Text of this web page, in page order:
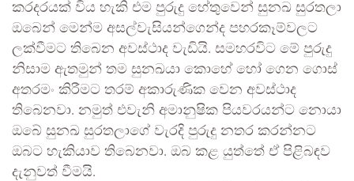
කරදරයක් විය හැකි එම පුරුදු හේතුවෙන් සුනඛ සුරතලා
ඔබෙන් මෙන්ම අසල්වැසියන්ගෙන්ද පහරකෑම්වලට
ලක්වීමට තිබෙන අවස්ථාද වැඩියි. සමහරවිට මේ පුරුදු
නිසාම ඇතමුන් තම සුනඛයා කොහේ හෝ ගෙන ගොස්
අතරමං කිරීමට තරම් අකාරුණික වෙන අවස්ථාද
තිබෙනවා. නමුත් එවැනි අමානුෂික පියවරයන්ට නොයා
ඔබේ සුනඛ සුරතලාගේ වැරදි පුරුදු නතර කරන්නට
ඔබට හැකියාව තිබෙනවා. ඔබ කළ යුත්තේ ඒ පිළිබඳව
දැනුවත් වීමයි.